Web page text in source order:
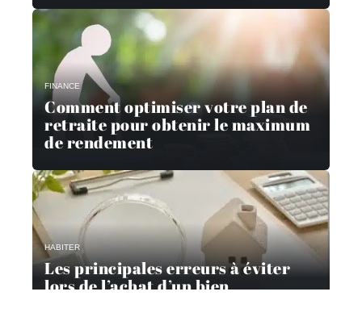
FINANCE
Comment optimiser votre plan de
retraite pour obtenir le maximum
de rendement
HABITER
Les principales erreurs à éviter
lors de l’achat d’un bien